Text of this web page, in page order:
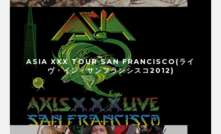
ASIA XXX TOUR SAN FRANCISCO(ライ
ヴ・イン・サンフランシスコ2012)